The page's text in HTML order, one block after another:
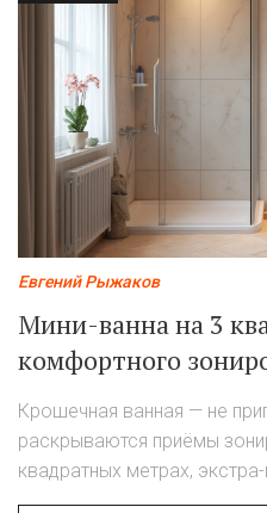
Евгений Рыжаков
Мини-ванна на 3
комфортного
расстановки мебели
Крошечная ванная — не
раскрываются приёмы
квадратных метрах,
мебельные решения, а